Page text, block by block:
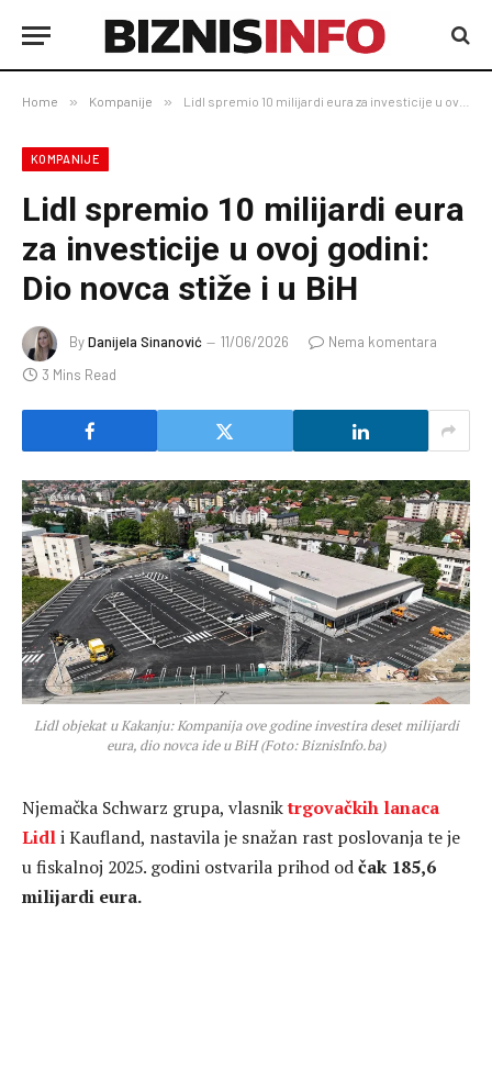
Home » Kompanije » Lidl spremio 10 milijardi eura za investicije u ovoj godini: Dio novca stiže i u BiH
KOMPANIJE
Lidl spremio 10 milijardi eura
za investicije u ovoj godini:
Dio novca stiže i u BiH
ByDanijela Sinanović 11/06/2026
Nema komentara
3 Mins Read
Lidl objekat u Kakanju: Kompanija ove godine investira deset milijardi
eura, dio novca ide u BiH (Foto: BiznisInfo.ba)
Njemačka Schwarz grupa, vlasniktrgovačkih lanaca
Lidli Kaufland, nastavila je snažan rast poslovanja te je
u fiskalnoj 2025. godini ostvarila prihod odčak 185,6
milijardi eura.